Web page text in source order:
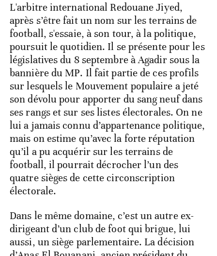
L'arbitre international Redouane Jiyed,
après s’être fait un nom sur les terrains de
football, s'essaie, à son tour, à la politique,
poursuit le quotidien. Il se présente pour les
législatives du 8 septembre à Agadir sous la
bannière du MP. Il fait partie de ces profils
sur lesquels le Mouvement populaire a jeté
son dévolu pour apporter du sang neuf dans
ses rangs et sur ses listes électorales. On ne
lui a jamais connu d’appartenance politique,
mais on estime qu’avec la forte réputation
qu’il a pu acquérir sur les terrains de
football, il pourrait décrocher l’un des
quatre sièges de cette circonscription
électorale.
Dans le même domaine, c’est un autre ex-
dirigeant d’un club de foot qui brigue, lui
aussi, un siège parlementaire. La décision